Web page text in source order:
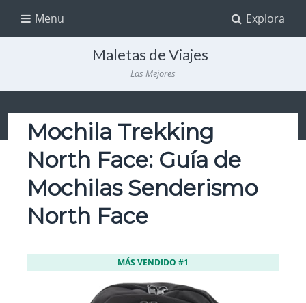
Explora
Menu
Maletas de Viajes
Las Mejores
Mochila Trekking
North Face: Guía de
Mochilas Senderismo
North Face
MÁS VENDIDO #1